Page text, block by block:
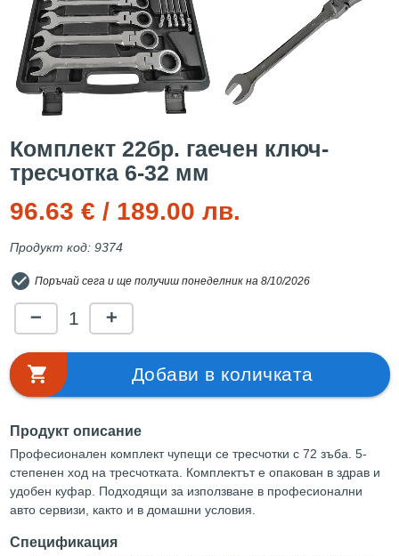
Комплект 22бр. гаечeн ключ-
тресчотка 6-32 мм
96.63 € / 189.00 лв.
Продукт код: 9374
check_circle Поръчай сега и ще получиш понеделник на 8/10/2026
remove 1 add
Добави в количката
shopping_cart
Продукт описание
Професионален комплект чупещи се тресчотки с 72 зъба. 5-
степенен ход на тресчотката. Комплектът е опакован в здрав и
удобен куфар. Подходящи за използване в професионални
авто сервизи, както и в домашни условия.
Спецификация